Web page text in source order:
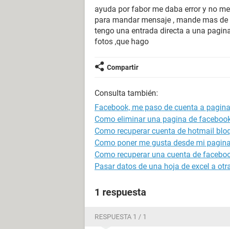
ayuda por fabor me daba error y no
para mandar mensaje , mande mas
tengo una entrada directa a una
fotos ,que hago
Compartir
Consulta también:
Facebook, me paso de cuenta a
Como eliminar una pagina de
Como recuperar cuenta de hotmail
Como poner me gusta desde mi
Como recuperar una cuenta de
Pasar datos de una hoja de excel a
1 respuesta
RESPUESTA 1 / 1